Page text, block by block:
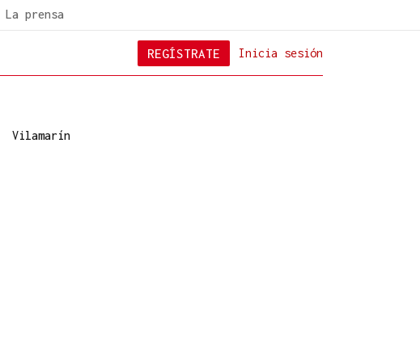
La prensa
Inicia sesión
REGÍSTRATE
Vilamarín